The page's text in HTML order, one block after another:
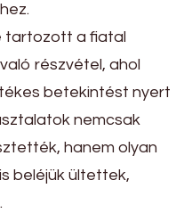
tartozott a fiatal
részvétel, ahol
betekintést nyert
nemcsak
hanem olyan
beléjük ültettek,